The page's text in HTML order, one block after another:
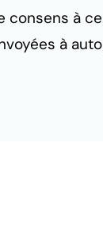
consens à
à